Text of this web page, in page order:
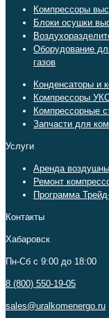
Компрессоры
Блоки осушки
Оборудование
газов
Конденсаторы и
Компрессоры
Компрессорные
Запчасти для
Услуги
Аренда
Ремонт
Программа
Контакты
Хабаровск
Пн-Сб c 9:00 до 18:00
8 (800) 550-19-05
sales@uralkomenergo.ru